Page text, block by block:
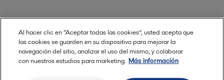
Al hacer clic en “Aceptar todas las cookies”, usted acepta que
las cookies se guarden en su dispositivo para mejorar la
navegación del sitio, analizar el uso del mismo, y colaborar
con nuestros estudios para marketing. Más información